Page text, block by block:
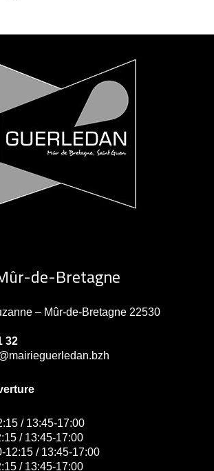
de-Bretagne
– Mûr-de-Bretagne 22530
32
/ 13:45-17:00
/ 13:45-17:00
12:15 / 13:45-17:00
/ 13:45-17:00